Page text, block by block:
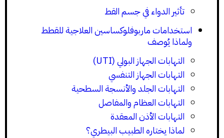
تأثير الدواء في جسم القط
استخدامات ماربوفلوكساسين العلاجية للقطط
ولماذا يُوصف
التهابات الجهاز البولي (UTI)
التهابات الجهاز التنفسي
التهابات الجلد والأنسجة السطحية
التهابات العظام والمفاصل
التهابات الأذن المعقدة
لماذا يختاره الطبيب البيطري؟